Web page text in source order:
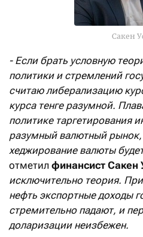
Сакен
- Если брать условную
политики и стремлений
считаю либерализацию
курса тенге разумной.
политике таргетирования
разумный валютный
хеджирование валюты
отметил финансист Сакен
исключительно теория.
нефть экспортные доходы
стремительно падают, и
доларизации неизбежен.